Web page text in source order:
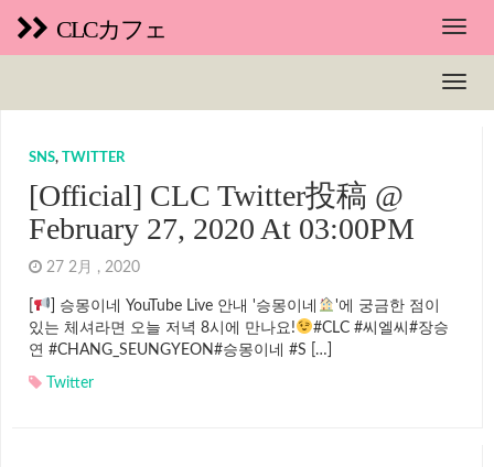
CLCカフェ
SNS, TWITTER
[Official] CLC Twitter投稿 @
February 27, 2020 At 03:00PM
27 2月 , 2020
] 승몽이네 YouTube Live 안내 '승몽이네
'에 궁금한 점이
있는 체셔라면 오늘 저녁 8시에 만나요!
#CLC #씨엘씨#장승
연 #CHANG_SEUNGYEON#승몽이네 #S […]
Twitter